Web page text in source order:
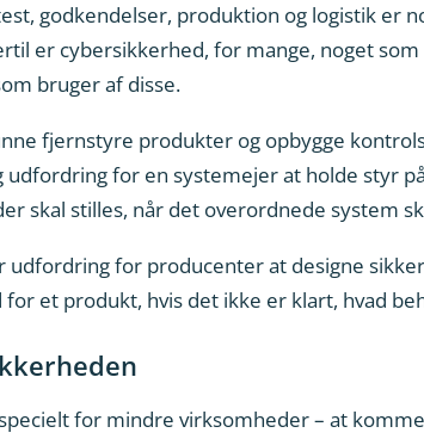
godkendelser, produktion og logistik er
er cybersikkerhed, for mange, noget
bruger af disse.
fjernstyre produkter og opbygge
for en systemejer at holde styr
skal stilles, når det overordnede system
udfordring for producenter at designe
et produkt, hvis det ikke er klart, hvad
for mindre virksomheder – at